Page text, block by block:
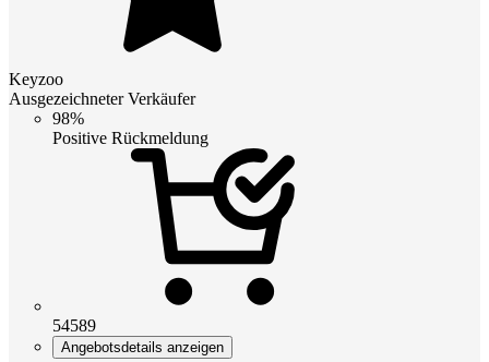
Keyzoo
Ausgezeichneter Verkäufer
98%
Positive Rückmeldung
54589
Angebotsdetails anzeigen